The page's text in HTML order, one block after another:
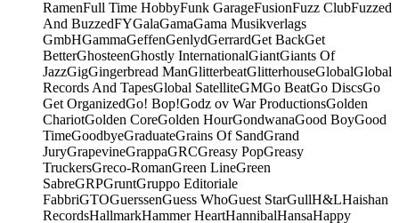
RamenFull Time HobbyFunk GarageFusionFuzz ClubFuzzed
And BuzzedFYGalaGamaGama Musikverlags
GmbHGammaGeffenGenlydGerrardGet BackGet
BetterGhosteenGhostly InternationalGiantGiants Of
JazzGigGingerbread ManGlitterbeatGlitterhouseGlobalGlobal
Records And TapesGlobal SatelliteGMGo BeatGo DiscsGo
Get OrganizedGo! Bop!Godz ov War ProductionsGolden
ChariotGolden CoreGolden HourGondwanaGood BoyGood
TimeGoodbyeGraduateGrains Of SandGrand
JuryGrapevineGrappaGRCGreasy PopGreasy
TruckersGreco-RomanGreen LineGreen
SabreGRPGruntGruppo Editoriale
FabbriGTOGuerssenGuess WhoGuest StarGullH&LHaishan
RecordsHallmarkHammer HeartHannibalHansaHappy